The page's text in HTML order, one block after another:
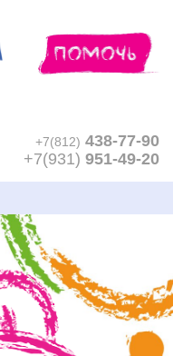
+7(812) 438-77-90
+7(931) 951-49-20